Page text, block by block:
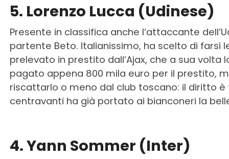
5. Lorenzo Lucca (Udinese)
Presente in classifica anche l’attaccante
partente Beto. Italianissimo, ha scelto di farsi
prelevato in prestito dall’Ajax, che a sua volta
pagato appena 800 mila euro per il prestito,
riscattarlo o meno dal club toscano: il diritto è
centravanti ha già portato ai bianconeri la
4. Yann Sommer (Inter)